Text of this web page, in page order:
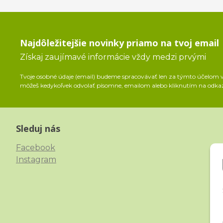
Najdôležitejšie novinky priamo na tvoj email
Získaj zaujímavé informácie vždy medzi prvými
Tvoje osobné údaje (email) budeme spracovávať len za týmto
môžeš kedykoľvek odvolať písomne, emailom alebo kliknutím na
Sleduj nás
Facebook
Instagram